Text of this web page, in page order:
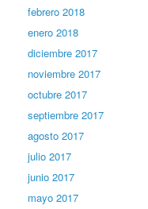
febrero 2018
enero 2018
diciembre 2017
noviembre 2017
octubre 2017
septiembre 2017
agosto 2017
julio 2017
junio 2017
mayo 2017